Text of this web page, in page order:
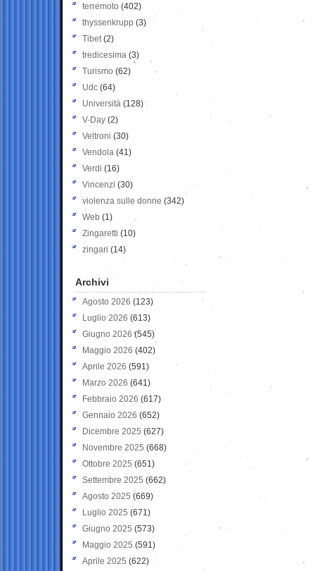
terremoto (402)
thyssenkrupp (3)
Tibet(2)
tredicesima (3)
Turismo (62)
Udc (64)
Università (128)
V-Day (2)
Veltroni (30)
Vendola (41)
Verdi (16)
Vincenzi (30)
violenza sulle donne (342)
Web (1)
Zingaretti (10)
zingari (14)
Archivi
Agosto 2026 (123)
Luglio 2026 (613)
Giugno 2026 (545)
Maggio 2026 (402)
Aprile 2026 (591)
Marzo 2026 (641)
Febbraio 2026 (617)
Gennaio 2026 (652)
Dicembre 2025 (627)
Novembre 2025 (668)
Ottobre 2025 (651)
Settembre 2025 (662)
Agosto 2025 (669)
Luglio 2025 (671)
Giugno 2025 (573)
Maggio 2025 (591)
Aprile 2025 (622)